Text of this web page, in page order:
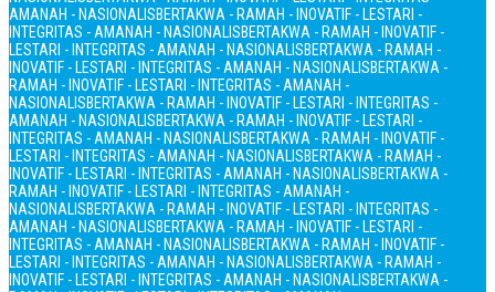
AMANAH - NASIONALISBERTAKWA - RAMAH - INOVATIF - LESTARI -
INTEGRITAS - AMANAH - NASIONALISBERTAKWA - RAMAH - INOVATIF -
LESTARI - INTEGRITAS - AMANAH - NASIONALISBERTAKWA - RAMAH -
INOVATIF - LESTARI - INTEGRITAS - AMANAH - NASIONALISBERTAKWA -
RAMAH - INOVATIF - LESTARI - INTEGRITAS - AMANAH -
NASIONALISBERTAKWA - RAMAH - INOVATIF - LESTARI - INTEGRITAS -
AMANAH - NASIONALISBERTAKWA - RAMAH - INOVATIF - LESTARI -
INTEGRITAS - AMANAH - NASIONALISBERTAKWA - RAMAH - INOVATIF -
LESTARI - INTEGRITAS - AMANAH - NASIONALISBERTAKWA - RAMAH -
INOVATIF - LESTARI - INTEGRITAS - AMANAH - NASIONALISBERTAKWA -
RAMAH - INOVATIF - LESTARI - INTEGRITAS - AMANAH -
NASIONALISBERTAKWA - RAMAH - INOVATIF - LESTARI - INTEGRITAS -
AMANAH - NASIONALISBERTAKWA - RAMAH - INOVATIF - LESTARI -
INTEGRITAS - AMANAH - NASIONALISBERTAKWA - RAMAH - INOVATIF -
LESTARI - INTEGRITAS - AMANAH - NASIONALISBERTAKWA - RAMAH -
INOVATIF - LESTARI - INTEGRITAS - AMANAH - NASIONALISBERTAKWA -